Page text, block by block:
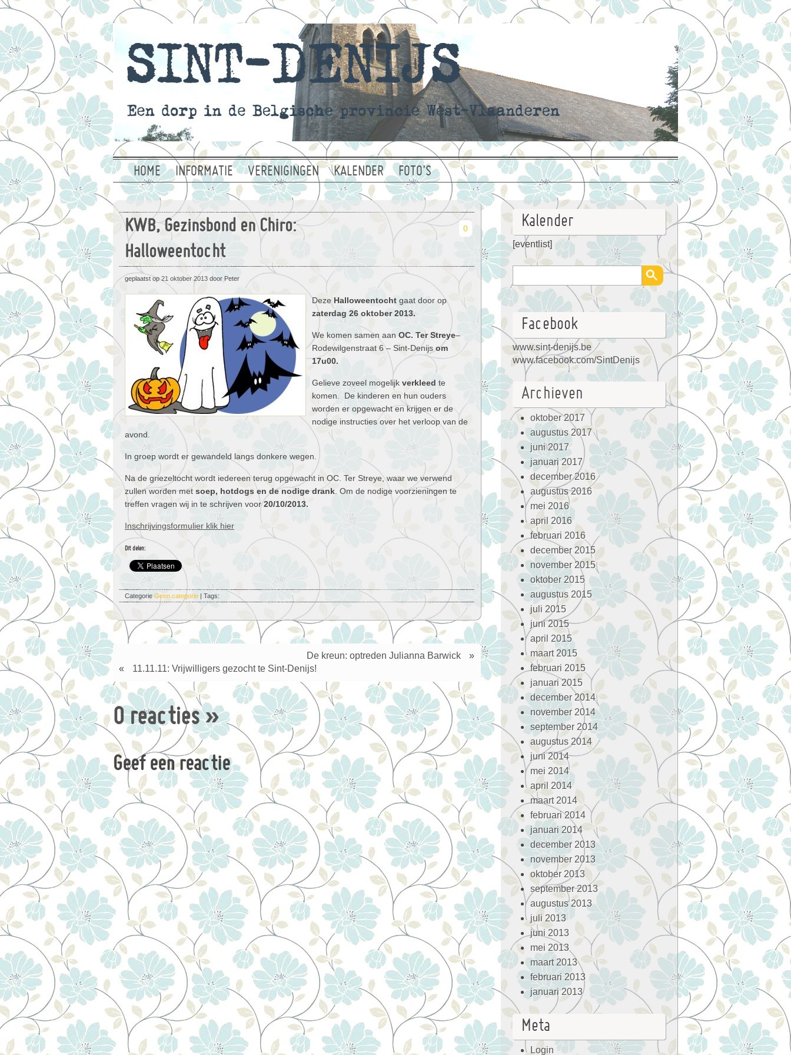
HOME INFORMATIE VERENIGINGEN KALENDER FOTO’S
KWB, Gezinsbond en Chiro:
Halloweentocht
0
geplaatst op21 oktober 2013 door Peter
Deze Halloweentocht gaat door op
zaterdag 26 oktober 2013.
We komen samen aan OC. Ter Streye–
Rodewilgenstraat 6 – Sint-Denijs om
17u00.
Gelieve zoveel mogelijk verkleed te
komen. De kinderen en hun ouders
worden er opgewacht en krijgen er de
nodige instructies over het verloop van de
avond.
In groep wordt er gewandeld langs donkere wegen.
Na de griezeltocht wordt iedereen terug opgewacht in OC. Ter Streye, waar we verwend
zullen worden met soep, hotdogs en de nodige drank . Om de nodige voorzieningen te
treffen vragen wij in te schrijven voor20/10/2013.
Inschrijvingsformulier klik hier
Dit delen:
Categorie Geen categorie | Tags:
De kreun: optreden Julianna Barwick
»
«
11.11.11: Vrijwilligers gezocht te Sint-Denijs!
0 reacties »
Geef een reactie
Kalender
[eventlist]
Facebook
www.sint-denijs.be
www.facebook.com/SintDenijs
Archieven
oktober 2017
augustus 2017
juni 2017
januari 2017
december 2016
augustus 2016
mei 2016
april 2016
februari 2016
december 2015
november 2015
oktober 2015
augustus 2015
juli 2015
juni 2015
april 2015
maart 2015
februari 2015
januari 2015
december 2014
november 2014
september 2014
augustus 2014
juni 2014
mei 2014
april 2014
maart 2014
februari 2014
januari 2014
december 2013
november 2013
oktober 2013
september 2013
augustus 2013
juli 2013
juni 2013
mei 2013
maart 2013
februari 2013
januari 2013
Meta
Login